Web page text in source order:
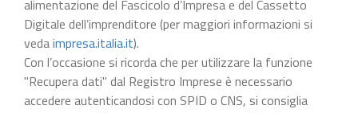
alimentazione del Fascicolo d’Impresa e del Cassetto
Digitale dell’imprenditore (per maggiori informazioni si
vedaimpresa.italia.it).
Con l’occasione si ricorda che per utilizzare la funzione
"Recupera dati" dal Registro Imprese è necessario
accedere autenticandosi con SPID o CNS, si consiglia